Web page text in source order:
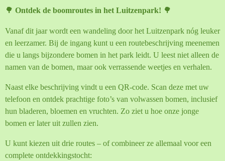
🌳 Ontdek de boomroutes in het Luitzenpark! 🌳
Vanaf dit jaar wordt een wandeling door het Luitzenpark nóg leuker
en leerzamer. Bij de ingang kunt u een routebeschrijving meenemen
die u langs bijzondere bomen in het park leidt. U leest niet alleen de
namen van de bomen, maar ook verrassende weetjes en verhalen.
Naast elke beschrijving vindt u een QR-code. Scan deze met uw
telefoon en ontdek prachtige foto’s van volwassen bomen, inclusief
hun bladeren, bloemen en vruchten. Zo ziet u hoe onze jonge
bomen er later uit zullen zien.
U kunt kiezen uit drie routes – of combineer ze allemaal voor een
complete ontdekkingstocht: